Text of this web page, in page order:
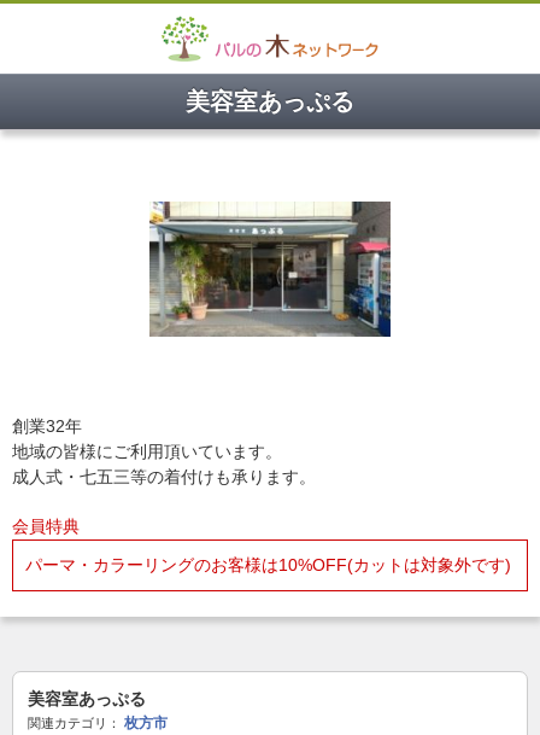
美容室あっぷる
創業32年
地域の皆様にご利用頂いています。
成人式・七五三等の着付けも承ります。
会員特典
パーマ・カラーリングのお客様は10%OFF(カットは対象外です)
美容室あっぷる
関連カテゴリ：
枚方市